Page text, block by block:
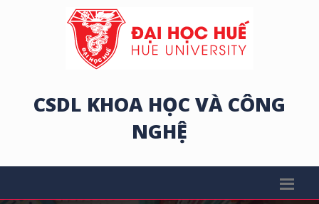
CSDL KHOA HỌC VÀ CÔNG
NGHỆ